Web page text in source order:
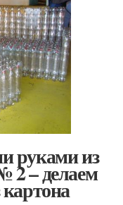
руками из
2 – делаем